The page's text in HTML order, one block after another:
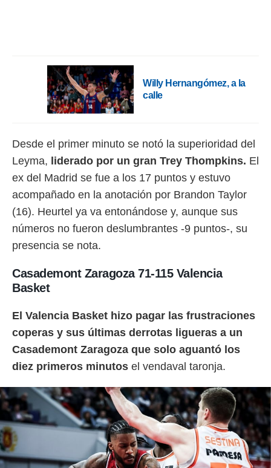
Willy Hernangómez, a la
calle
Desde el primer minuto se notó la superioridad del
Leyma, liderado por un gran Trey Thompkins. El
ex del Madrid se fue a los 17 puntos y estuvo
acompañado en la anotación por Brandon Taylor
(16). Heurtel ya va entonándose y, aunque sus
números no fueron deslumbrantes -9 puntos-, su
presencia se nota.
Casademont Zaragoza 71-115 Valencia
Basket
El Valencia Basket hizo pagar las frustraciones
coperas y sus últimas derrotas ligueras a un
Casademont Zaragoza que solo aguantó los
diez primeros minutos el vendaval taronja.